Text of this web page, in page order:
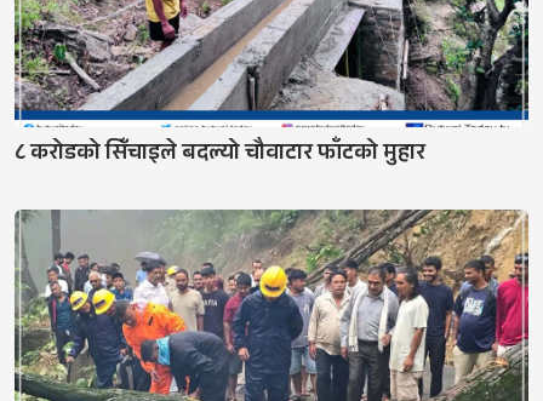
८ करोडको सिँचाइले बदल्यो चौवाटार फाँटको मुहार